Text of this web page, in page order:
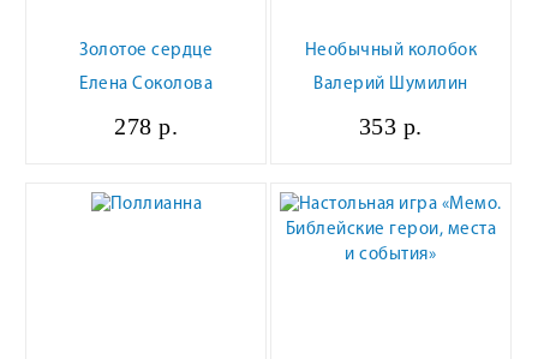
Золотое сердце
Елена Соколова
278 р.
Необычный колобок
Валерий Шумилин
353 р.